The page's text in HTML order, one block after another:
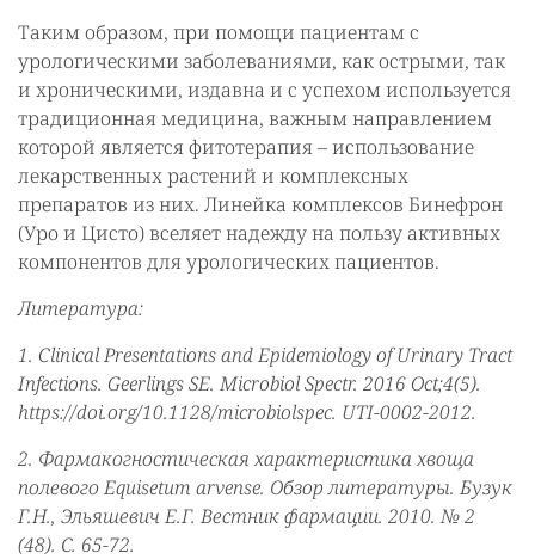
Таким образом, при помощи пациентам с
урологическими заболеваниями, как острыми, так
и хроническими, издавна и с успехом используется
традиционная медицина, важным направлением
которой является фитотерапия – использование
лекарственных растений и комплексных
препаратов из них. Линейка комплексов Бинефрон
(Уро и Цисто) вселяет надежду на пользу активных
компонентов для урологических пациентов.
Литература:
1. Clinical Presentations and Epidemiology of Urinary Tract
Infections. Geerlings SE. Microbiol Spectr. 2016 Oct;4(5).
https://doi.org/10.1128/microbiolspec. UTI-0002-2012.
2. Фармакогностическая характеристика хвоща
полевого Equisetum arvense. Обзор литературы. Бузук
Г.Н., Эльяшевич Е.Г. Вестник фармации. 2010. № 2
(48). С. 65-72.